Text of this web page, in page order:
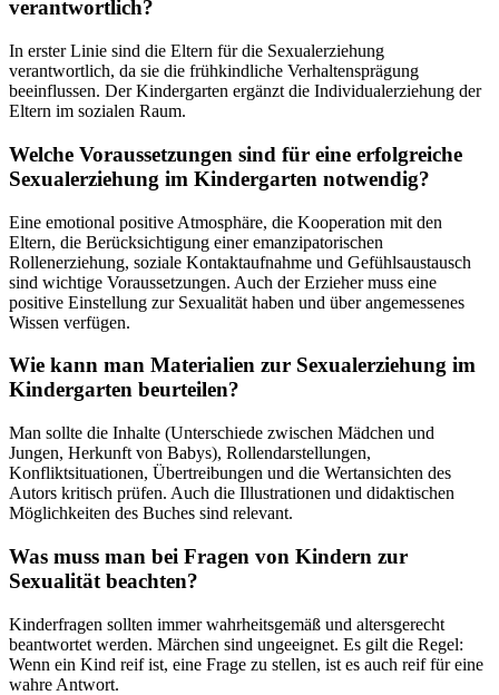
verantwortlich?
In erster Linie sind die Eltern für die Sexualerziehung
verantwortlich, da sie die frühkindliche Verhaltensprägung
beeinflussen. Der Kindergarten ergänzt die Individualerziehung der
Eltern im sozialen Raum.
Welche Voraussetzungen sind für eine erfolgreiche
Sexualerziehung im Kindergarten notwendig?
Eine emotional positive Atmosphäre, die Kooperation mit den
Eltern, die Berücksichtigung einer emanzipatorischen
Rollenerziehung, soziale Kontaktaufnahme und Gefühlsaustausch
sind wichtige Voraussetzungen. Auch der Erzieher muss eine
positive Einstellung zur Sexualität haben und über angemessenes
Wissen verfügen.
Wie kann man Materialien zur Sexualerziehung im
Kindergarten beurteilen?
Man sollte die Inhalte (Unterschiede zwischen Mädchen und
Jungen, Herkunft von Babys), Rollendarstellungen,
Konfliktsituationen, Übertreibungen und die Wertansichten des
Autors kritisch prüfen. Auch die Illustrationen und didaktischen
Möglichkeiten des Buches sind relevant.
Was muss man bei Fragen von Kindern zur
Sexualität beachten?
Kinderfragen sollten immer wahrheitsgemäß und altersgerecht
beantwortet werden. Märchen sind ungeeignet. Es gilt die Regel:
Wenn ein Kind reif ist, eine Frage zu stellen, ist es auch reif für eine
wahre Antwort.